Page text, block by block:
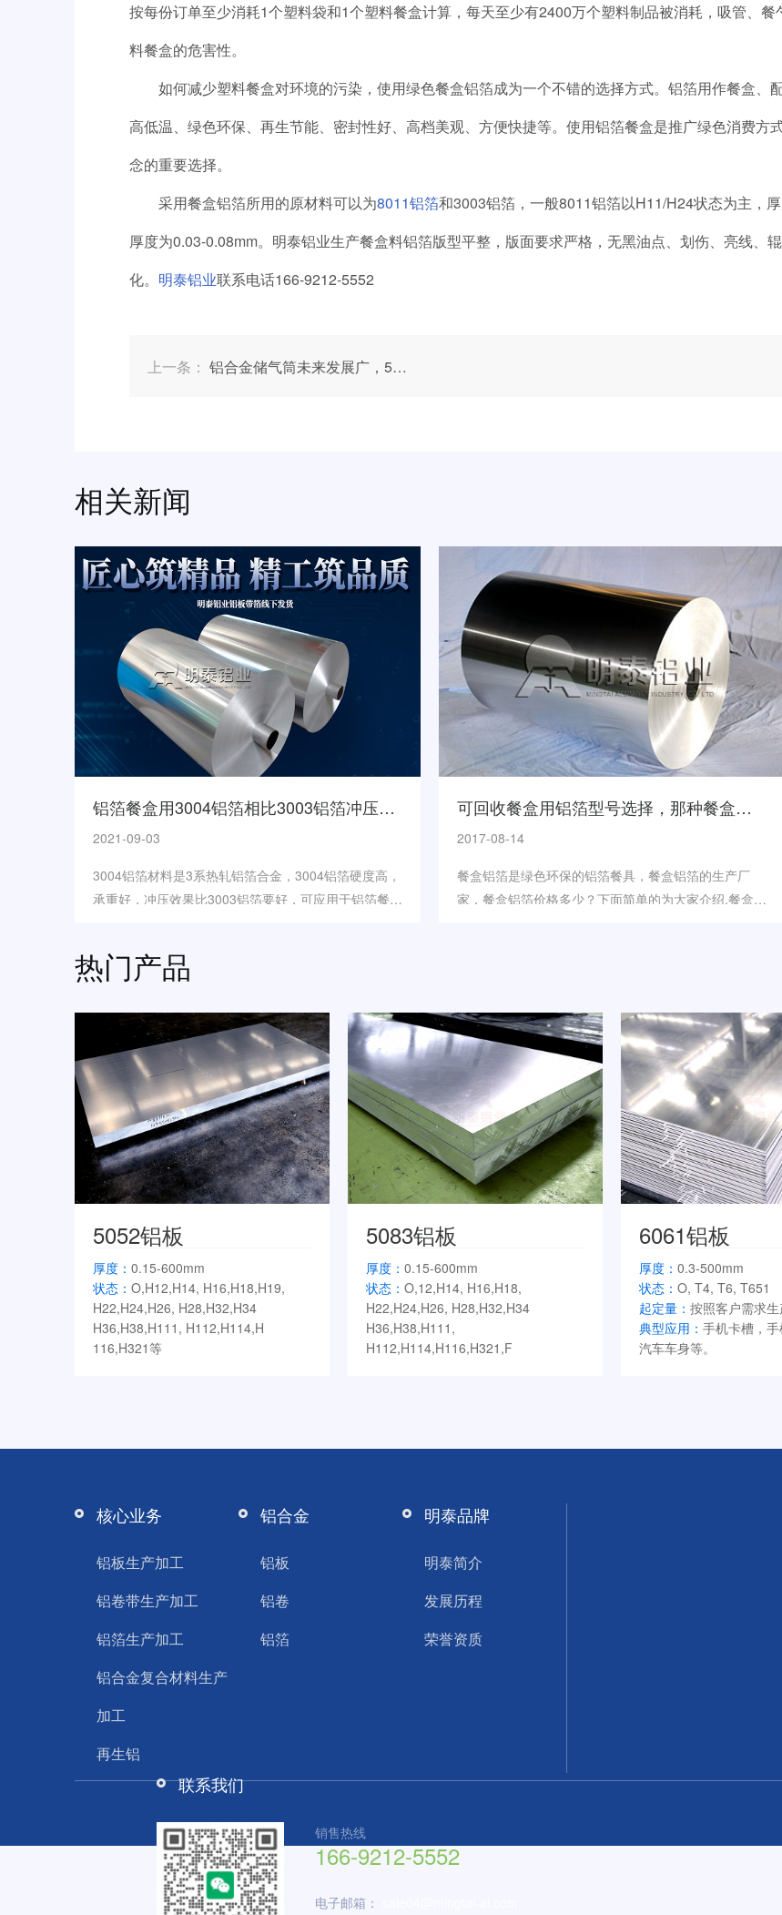
按每份订单至少消耗1个塑料袋和1个塑料餐盒计算，每天至少有2400万个塑料制品被消耗，吸管、
料餐盒的危害性。
如何减少塑料餐盒对环境的污染，使用绿色餐盒铝箔成为一个不错的选择方式。铝箔用作餐盒、
高低温、绿色环保、再生节能、密封性好、高档美观、方便快捷等。使用铝箔餐盒是推广绿色消费方
念的重要选择。
采用餐盒铝箔所用的原材料可以为8011铝箔和3003铝箔，一般8011铝箔以H11/H24状态为主，
厚度为0.03-0.08mm。明泰铝业生产餐盒料铝箔版型平整，版面要求严格，无黑油点、划伤、亮线、
化。 明泰铝业联系电话166-9212-5552
上一条： 铝合金储气筒未来发展广，5083铝板是好原料
相关新闻
铝箔餐盒用3004铝箔相比3003铝箔冲压拉伸性能高
2021-09-03
3004铝箔材料是3系热轧铝箔合金，3004铝箔硬度高，
承重好，冲压效果比3003铝箔要好，可应用于铝箔餐
可回收餐盒用铝箔型号选择，那种餐盒铝箔性价比高？
2017-08-14
餐盒铝箔是绿色环保的铝箔餐具，餐盒铝箔的生产厂
家，餐盒铝箔价格多少？下面简单的为大家介绍,餐盒铝
热门产品
5052铝板
厚度： 0.15-600mm
状态： O,H12,H14, H16,H18,H19,
H22,H24,H26, H28,H32,H34
H36,H38,H111, H112,H114,H
116,H321等
5083铝板
厚度： 0.15-600mm
状态： O,12,H14, H16,H18,
H22,H24,H26, H28,H32,H34
H36,H38,H111,
H112,H114,H116,H321,F
6061铝板
厚度： 0.3-500mm
状态： O, T4, T6, T651
起定量： 按照客户需求
典型应用： 手机卡槽，手
汽车车身等。
核心业务
铝板生产加工
铝卷带生产加工
铝箔生产加工
铝合金复合材料生产
加工
再生铝
铝合金
铝板
铝卷
铝箔
明泰品牌
明泰简介
发展历程
荣誉资质
联系我们
销售热线
166-9212-5552
电子邮箱：